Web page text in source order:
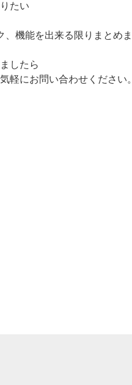
たい
機能を出来る限りまとめま
したら
軽にお問い合わせください。